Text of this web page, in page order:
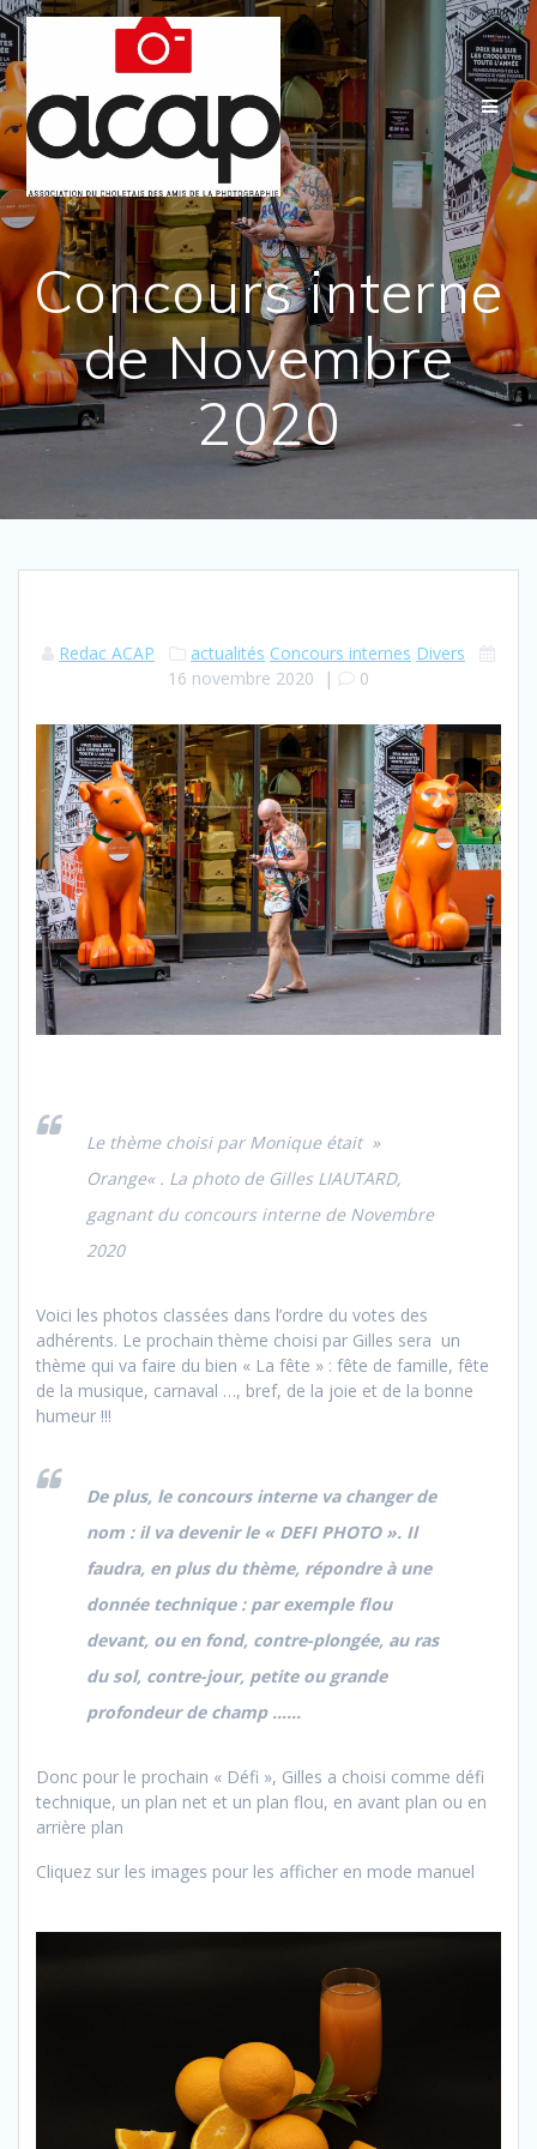
Passer
au
contenu
Concours interne
de Novembre
2020
Redac ACAP actualités Concours internes Divers
16 novembre 2020 | 0
Le thème choisi par Monique était »
Orange« . La photo de Gilles LIAUTARD,
gagnant du concours interne de Novembre
2020
Voici les photos classées dans l’ordre du votes des
adhérents. Le prochain thème choisi par Gilles sera un
thème qui va faire du bien « La fête » : fête de famille, fête
de la musique, carnaval …, bref, de la joie et de la bonne
humeur !!!
De plus, le concours interne va changer de
nom : il va devenir le « DEFI PHOTO ». Il
faudra, en plus du thème, répondre à une
donnée technique : par exemple flou
devant, ou en fond, contre-plongée, au ras
du sol, contre-jour, petite ou grande
profondeur de champ ……
Donc pour le prochain « Défi », Gilles a choisi comme défi
technique, un plan net et un plan flou, en avant plan ou en
arrière plan
Cliquez sur les images pour les afficher en mode manuel